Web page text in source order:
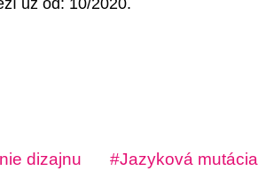
už od: 10/2020.
dizajnu Jazyková mutácia